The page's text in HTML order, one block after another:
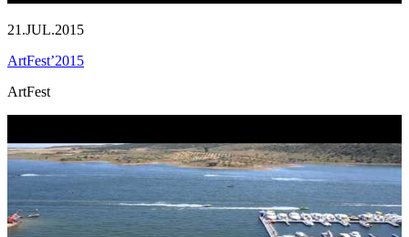
21.JUL.2015
ArtFest’2015
ArtFest